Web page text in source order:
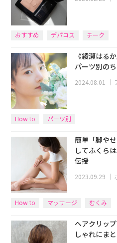
おすすめ デパコス チーク
《綾瀬はる
パーツ別の
2024.08.01 ｜
How to パーツ別
簡単「脚や
してふくら
伝授
2023.09.29 ｜
How to マッサージ むくみ
ヘアクリッ
しゃれにま